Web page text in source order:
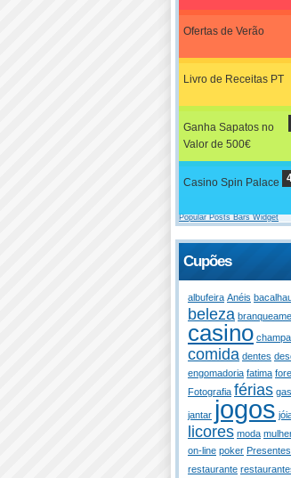
Ofertas de Verão
Livro de Receitas PT
Ganha Sapatos no
Valor de 500€
Casino Spin Palace
Popular Posts Bars Widget
Cupões
albufeira Anéis
beleza
casino
comida dentes
engomadoria fatima
Fotografia férias
jantar jogos
licores moda
on-line poker Presentes
restaurante